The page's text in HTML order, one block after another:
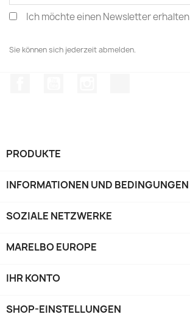
Ich möchte einen Newsletter erhalten
Sie können sich jederzeit abmelden.
PRODUKTE
INFORMATIONEN UND BEDINGUNGEN
SOZIALE NETZWERKE
MARELBO EUROPE
IHR KONTO
SHOP-EINSTELLUNGEN